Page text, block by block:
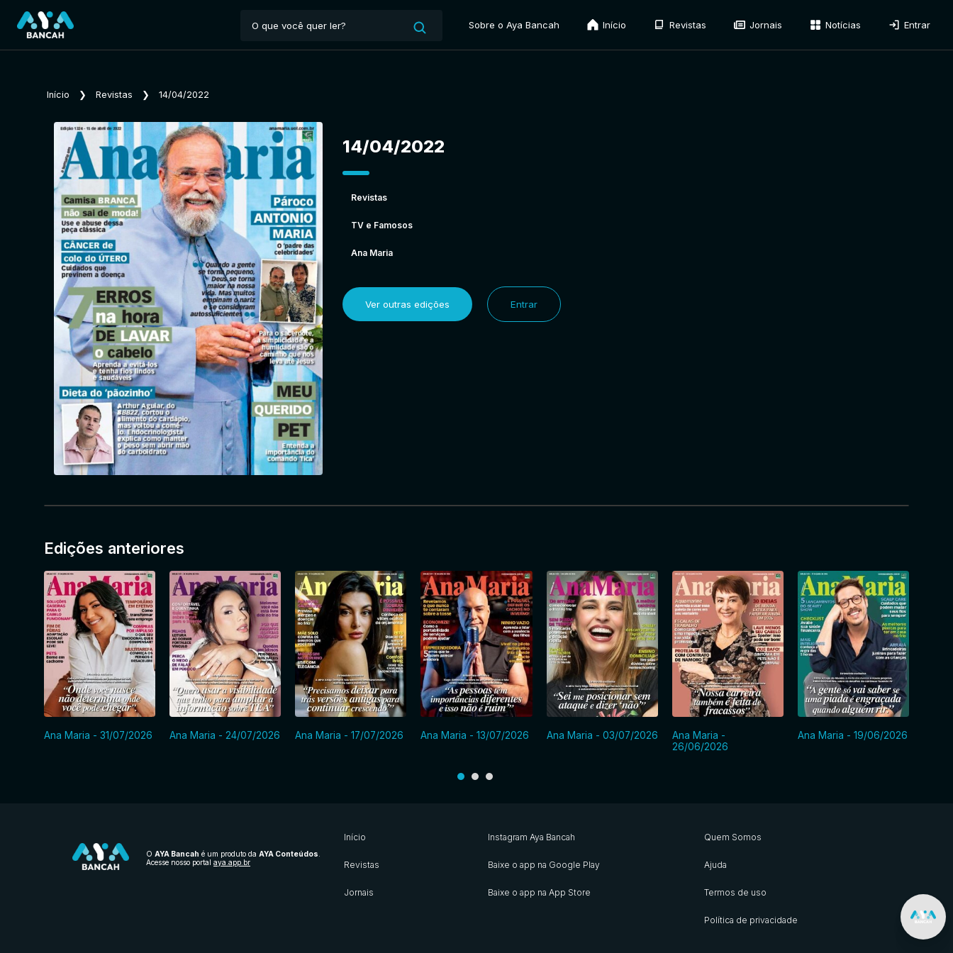
Sobre o Aya Bancah Início Revistas Jornais Notícias Entrar
Início ❯ Revistas ❯ 14/04/2022
14/04/2022
Revistas
TV e Famosos
Ana Maria
Ver outras edições Entrar
Edições anteriores
Ana Maria - 31/07/2026 Ana Maria - 24/07/2026 Ana Maria - 17/07/2026 Ana Maria - 13/07/2026 Ana Maria - 03/07/2026
Ana Maria -
26/06/2026
Ana Maria - 19/06/2026
O AYA Bancah é um produto da AYA Conteúdos
Acesse nosso portal aya.app.br
Início
Revistas
Jornais
Instagram Aya Bancah
Baixe o app na Google Play
Baixe o app na App Store
Quem Somos
Ajuda
Termos de uso
Política de privacidade